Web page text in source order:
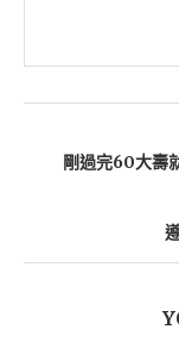
剛過完60大壽